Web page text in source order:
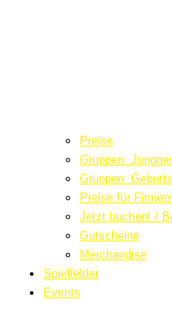
Preise
Gruppen:
Gruppen:
Preise für
Jetzt buchen! /
Gutscheine
Merchandise
Spielfelder
Events